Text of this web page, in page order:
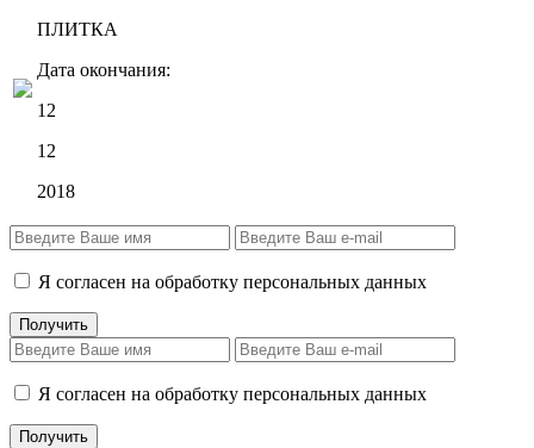
ПЛИТКА
Дата окончания:
12
12
2018
Я согласен на обработку персональных данных
Я согласен на обработку персональных данных